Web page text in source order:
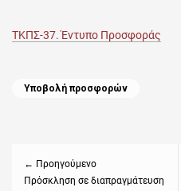
ΤΚΠΣ-37. Έντυπο Προσφοράς
Categories
Υποβολή προσφορών
← Προηγούμενο
Previous
Πρόσκληση σε διαπραγμάτευση